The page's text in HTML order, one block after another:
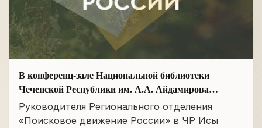
В конференц-зале Национальной библиотеки
Чеченской Республики им. А.А. Айдамирова
прошло заседание
Руководителя Регионального отделения
«Поисковое движение России» в ЧР Исы